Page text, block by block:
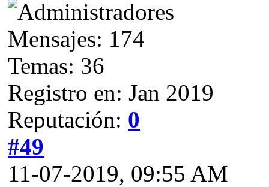
Mensajes: 174
Temas: 36
Registro en: Jan 2019
Reputación: 0
#49
11-07-2019, 09:55 AM